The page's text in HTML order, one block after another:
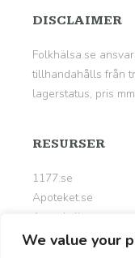
We value your
DISCLAIMER
Folkhälsa.se
tillhandahålls från
lagerstatus, pris
RESURSER
1177.se
Apoteket.se
Apotekslistan.se
Kalorier.org